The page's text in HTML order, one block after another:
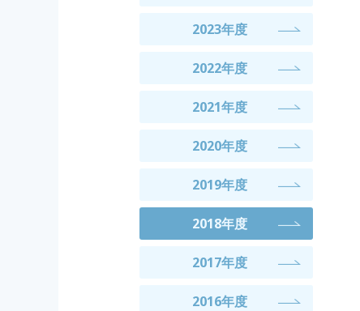
2023年度
2022年度
2021年度
2020年度
2019年度
2018年度
2017年度
2016年度